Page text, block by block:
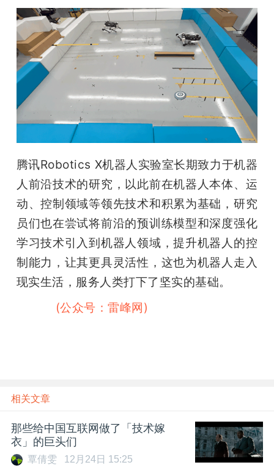
腾讯Robotics X机器人实验室长期致力于机器
人前沿技术的研究，以此前在机器人本体、运
动、控制领域等领先技术和积累为基础，研究
员们也在尝试将前沿的预训练模型和深度强化
学习技术引入到机器人领域，提升机器人的控
制能力，让其更具灵活性，这也为机器人走入
现实生活，服务人类打下了坚实的基础。
(公众号：雷峰网)
相关文章
那些给中国互联网做了「技术嫁
衣」的巨头们
覃倩雯 12月24日 15:25